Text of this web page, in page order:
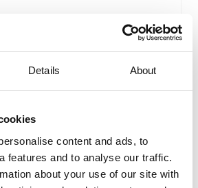
Details About
content and ads, to
features and to analyse our traffic.
about your use of our site with